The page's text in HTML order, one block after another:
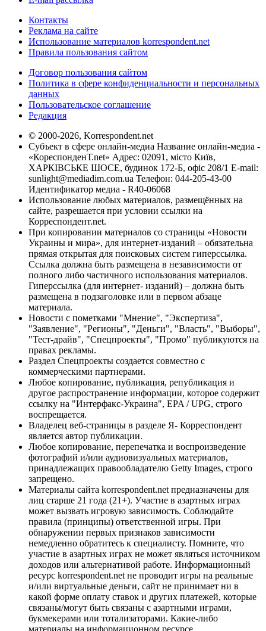
Контакты
Реклама на сайте
Использование материалов korrespondent.net
Правила пользования сайтом
Договор пользования сайтом
Политика в сфере конфиденциальности и персональных
данных
Пользовательское соглашение
Редакция
© 2000-2026, Korrespondent.net
Субъект в сфере онлайн-медиа Название онлайн-медиа -
«КореспонденТ.net» Адрес: 02091, місто Київ,
ХАРКІВСЬКЕ ШОСЕ, будинок 172-Б, офіс 208/1 E-mail:
sunlight@mediadim.com.ua Телефон: 044-205-43-00
Идентификатор медиа - R40-06068
Использование любых материалов, размещённых на
сайте, разрешается при условии ссылки на
Корреспондент.net.
При копировании материалов со страницы «Новости
Украины и мира», для интернет-изданий – обязательна
прямая открытая для поисковых систем гиперссылка.
Ссылка должна быть размещена в независимости от
полного либо частичного использования материалов.
Гиперссылка (для интернет- изданий) – должна быть
размещена в подзаголовке или в первом абзаце
материала.
Новости с пометками "Мнение", "Экспертиза",
"Заявление", "Регионы", "Деньги", "Власть", "Выборы",
"Тест-драйв", "Спецпроекты", "Промо" публикуются на
правах рекламы.
Раздел Спецпроекты создается совместно с
коммерческими партнерами.
Любое копирование, публикация, републикация и
другое распространение информации, которое содержит
ссылку на "Интерфакс-Украина", EPA / UPG, строго
воспрещается.
Владелец веб-страницы в разделе Я- Корреспондент
является автор публикации.
Любое копирование, перепечатка и воспроизведение
фотографий и/или аудиовизуальных материалов,
принадлежащих правообладателю Getty Images, строго
запрещено.
Материалы сайта korrespondent.net предназначены для
лиц старше 21 года (21+). Участие в азартных играх
может вызвать игровую зависимость. Соблюдайте
правила (принципы) ответственной игры. При
обнаружении первых признаков зависимости
немедленно обратитесь к специалисту. Помните, что
участие в азартных играх не может являться источником
доходов или альтернативой работе. Информационный
ресурс korrespondent.net не проводит игры на реальные
и/или виртуальные деньги, сайт не принимает ни в
какой форме оплату ставок и других платежей, которые
связаны/могут быть связаны с азартными играми,
букмекерами или тотализаторами. Какие-либо
материалы на информационном ресурсе